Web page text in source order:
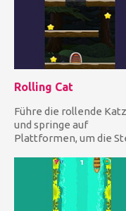
Rolling Cat
Führe die rollende
und springe auf
Plattformen, um die
Ausgangstür z...